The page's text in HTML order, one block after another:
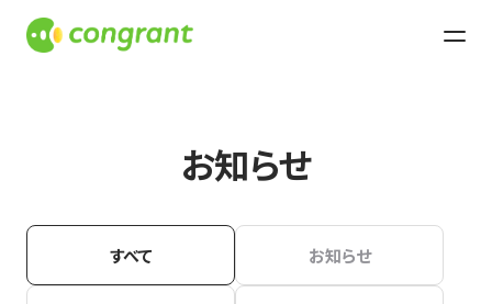
お知らせ
すべて お知らせ